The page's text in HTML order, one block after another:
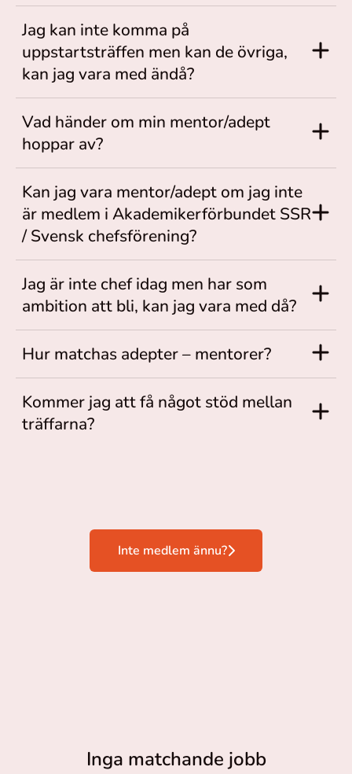
Jag kan inte komma på
uppstartsträffen men kan de övriga,
kan jag vara med ändå?
Vad händer om min mentor/adept
hoppar av?
Kan jag vara mentor/adept om jag inte
är medlem i Akademikerförbundet SSR
/ Svensk chefsförening?
Jag är inte chef idag men har som
ambition att bli, kan jag vara med då?
Hur matchas adepter – mentorer?
Kommer jag att få något stöd mellan
träffarna?
Inte medlem ännu?
Inga matchande jobb